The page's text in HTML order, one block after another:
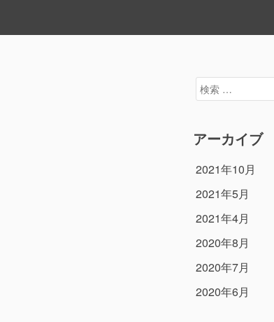
検
索
アーカイブ
2021年10月
2021年5月
2021年4月
2020年8月
2020年7月
2020年6月